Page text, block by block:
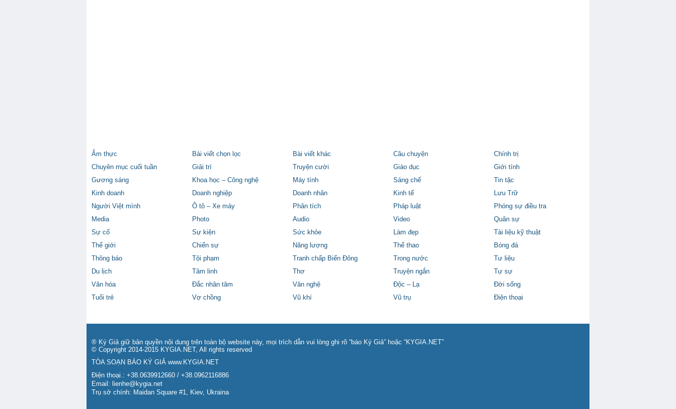
Ẩm thực Bài viết chọn lọc Bài viết khác Câu chuyện
Chính trị
Chuyên mục cuối tuần
Giải trí Truyện cười Giáo dục
Giới tính
Gương sáng
Khoa học – Công nghệ Máy tính Sáng chế
Tin tặc
Kinh doanh
Doanh nghiệp Doanh nhân Kinh tế
Lưu Trữ
Người Việt mình
Ô tô – Xe máy Phân tích Pháp luật
Phóng sự điều tra
Media
Photo Audio Video
Quân sự
Sự cố
Sự kiện Sức khỏe Làm đẹp
Tài liệu kỹ thuật
Thế giới
Chiến sự Năng lượng Thể thao
Bóng đá
Thông báo
Tội phạm Tranh chấp Biển Đông Trong nước
Tư liệu
Du lịch
Tâm linh Thơ Truyện ngắn
Tự sự
Văn hóa
Đắc nhân tâm Văn nghệ Độc – Lạ
Đời sống
Tuổi trẻ
Vợ chồng Vũ khí Vũ trụ Điện thoại
® Ký Giả giữ bản quyền nội dung trên toàn bộ website này, mọi trích dẫn vui lòng ghi rõ “báo Ký Giả” hoặc “KYGIA.NET”
© Copyright 2014-2015 KYGIA.NET, All rights reserved
TÒA SOẠN BÁO KÝ GIẢ www.KYGIA.NET
Điện thoại.: +38.0639912660 / +38.0962116886
Email: lienhe@kygia.net
Trụ sở chính: Maidan Square #1, Kiev, Ukraina